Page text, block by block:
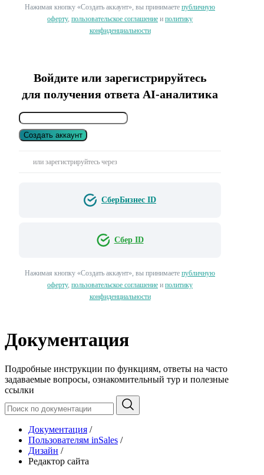
Нажимая кнопку «Создать аккаунт», вы принимаете публичную
оферту, пользовательское соглашение и политику
конфиденциальности
Войдите или зарегистрируйтесь
для получения ответа AI-аналитика
Создать аккаунт
или зарегистрируйтесь через
СберБизнес ID
Сбер ID
Нажимая кнопку «Создать аккаунт», вы принимаете публичную
оферту, пользовательское соглашение и политику
конфиденциальности
Документация
Подробные инструкции по функциям, ответы на часто
задаваемые вопросы, ознакомительный тур и полезные
ссылки
Документация /
Пользователям inSales /
Дизайн /
Редактор сайта